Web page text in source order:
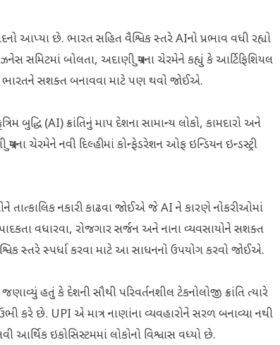
આપ્યા છે. ભારત સહિત વૈશ્વિક સ્તરે AIનો પ્રભાવ વધી રહ્યો
સમિટમાં બોલતા, અદાણી ગ્રુપના ચેરમેને કહ્યું કે આર્ટિફિશિયલ
ભારતને સશક્ત બનાવવા માટે પણ થવો જોઈએ.
બુદ્ધિ (AI) ક્રાંતિનું માપ દેશના સામાન્ય લોકો, કામદારો અને
ચેરમેને નવી દિલ્હીમાં કોન્ફેડરેશન ઓફ ઇન્ડિયન ઇન્ડસ્ટ્રી
તાત્કાલિક નકારી કાઢવા જોઈએ જે AI ને કારણે નોકરીઓમાં
વધારવા, રોજગાર સર્જન અને નાના વ્યવસાયોને સશક્ત
સ્તરે સ્પર્ધા કરવા માટે આ સાધનનો ઉપયોગ કરવો જોઈએ.
હતું કે દેશની સૌથી પરિવર્તનશીલ ટેકનોલોજી ક્રાંતિ ત્યારે
કરે છે. UPI એ માત્ર નાણાંના વ્યવહારોને સરળ બનાવ્યા નથી
ઇકોસિસ્ટમમાં લોકોનો વિશ્વાસ વધ્યો છે.